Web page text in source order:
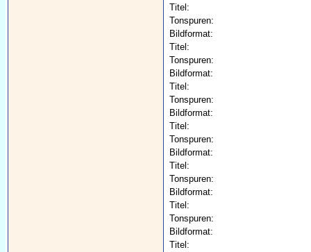
Titel:
Tonspuren:
Bildformat:
Titel:
Tonspuren:
Bildformat:
Titel:
Tonspuren:
Bildformat:
Titel:
Tonspuren:
Bildformat:
Titel:
Tonspuren:
Bildformat:
Titel:
Tonspuren:
Bildformat:
Titel: